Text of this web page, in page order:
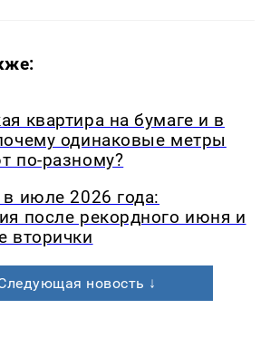
квартира на бумаге и в
одинаковые метры
по-разному?
в июле 2026 года:
после рекордного июня и
вторички
новость ↓